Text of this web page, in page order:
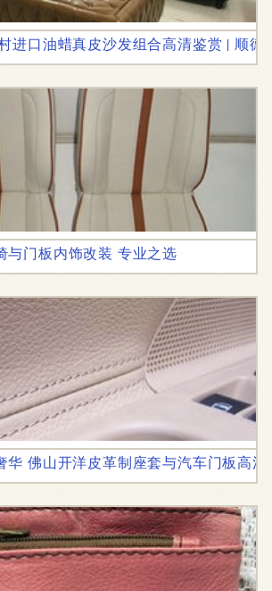
进口油蜡真皮沙发组合高清鉴赏 | 顺德
与门板内饰改装 专业之选
华 佛山开洋皮革制座套与汽车门板高清